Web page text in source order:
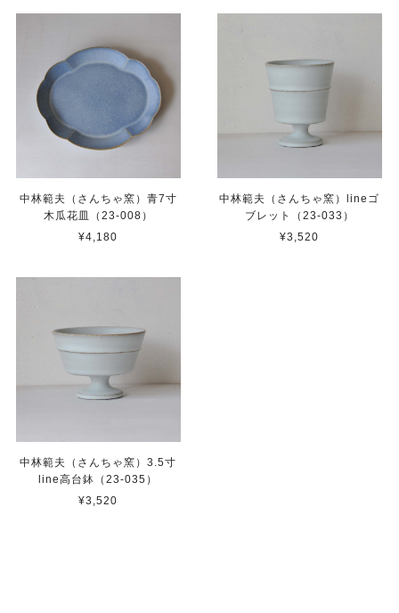
中林範夫（さんちゃ窯）青7寸
木瓜花皿（23-008）
¥4,180
中林範夫（さんちゃ窯）lineゴ
ブレット（23-033）
¥3,520
中林範夫（さんちゃ窯）3.5寸
line高台鉢（23-035）
¥3,520